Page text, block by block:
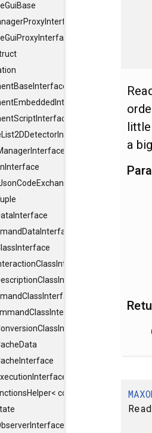
const Result<
a